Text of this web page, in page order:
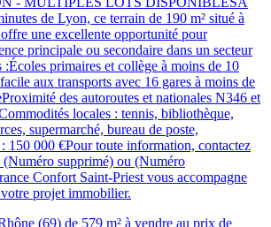
de Lyon, ce terrain de 190 m² situé à
une excellente opportunité pour
principale ou secondaire dans un secteur
:Écoles primaires et collège à moins de 10
aux transports avec 16 gares à moins de
des autoroutes et nationales N346 et
locales : tennis, bibliothèque,
supermarché, bureau de poste,
150 000 €Pour toute information, contactez
supprimé) ou (Numéro
Confort Saint-Priest vous accompagne
projet immobilier.